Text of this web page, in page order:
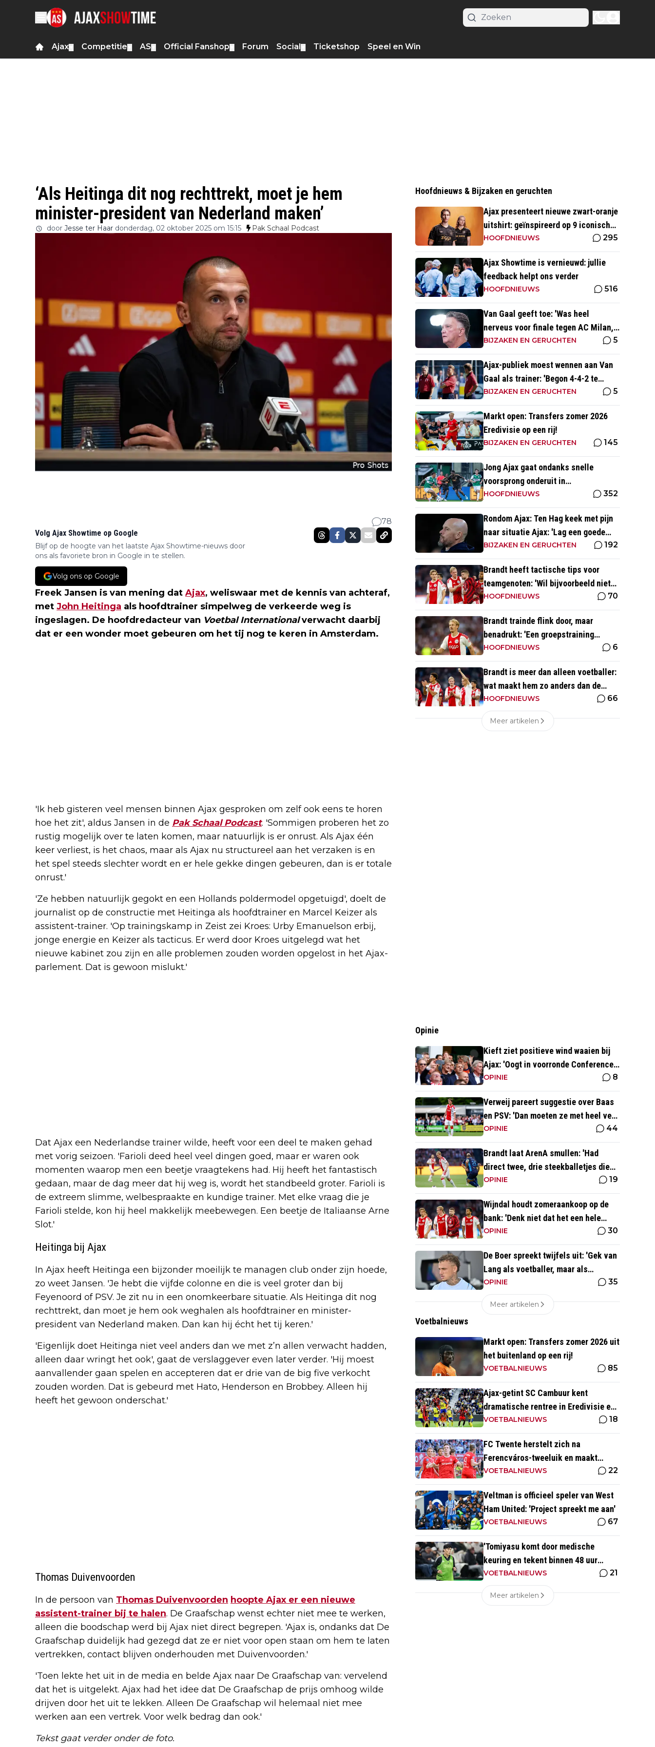
Ajax Competitie AS Official Fanshop Forum Social Ticketshop Speel en Win
‘Als Heitinga dit nog rechttrekt, moet je hem
minister-president van Nederland maken’
door Jesse ter Haar donderdag, 02 oktober 2025 om 15:15 Pak Schaal Podcast
78
Volg Ajax Showtime op Google
Blijf op de hoogte van het laatste Ajax Showtime-nieuws door
ons als favoriete bron in Google in te stellen.
Volg ons op Google
Freek Jansen is van mening dat Ajax, weliswaar met de kennis van achteraf,
met John Heitinga als hoofdtrainer simpelweg de verkeerde weg is
ingeslagen. De hoofdredacteur van Voetbal Internationalverwacht daarbij
dat er een wonder moet gebeuren om het tij nog te keren in Amsterdam.
'Ik heb gisteren veel mensen binnen Ajax gesproken om zelf ook eens te horen
hoe het zit', aldus Jansen in de Pak Schaal Podcast. 'Sommigen proberen het zo
rustig mogelijk over te laten komen, maar natuurlijk is er onrust. Als Ajax één
keer verliest, is het chaos, maar als Ajax nu structureel aan het verzaken is en
het spel steeds slechter wordt en er hele gekke dingen gebeuren, dan is er totale
onrust.'
'Ze hebben natuurlijk gegokt en een Hollands poldermodel opgetuigd', doelt de
journalist op de constructie met Heitinga als hoofdtrainer en Marcel Keizer als
assistent-trainer. 'Op trainingskamp in Zeist zei Kroes: Urby Emanuelson erbij,
jonge energie en Keizer als tacticus. Er werd door Kroes uitgelegd wat het
nieuwe kabinet zou zijn en alle problemen zouden worden opgelost in het Ajax-
parlement. Dat is gewoon mislukt.'
Dat Ajax een Nederlandse trainer wilde, heeft voor een deel te maken gehad
met vorig seizoen. 'Farioli deed heel veel dingen goed, maar er waren ook
momenten waarop men een beetje vraagtekens had. Hij heeft het fantastisch
gedaan, maar de dag meer dat hij weg is, wordt het standbeeld groter. Farioli is
de extreem slimme, welbespraakte en kundige trainer. Met elke vraag die je
Farioli stelde, kon hij heel makkelijk meebewegen. Een beetje de Italiaanse Arne
Slot.'
Heitinga bij Ajax
In Ajax heeft Heitinga een bijzonder moeilijk te managen club onder zijn hoede,
zo weet Jansen. 'Je hebt die vijfde colonne en die is veel groter dan bij
Feyenoord of PSV. Je zit nu in een onomkeerbare situatie. Als Heitinga dit nog
rechttrekt, dan moet je hem ook weghalen als hoofdtrainer en minister-
president van Nederland maken. Dan kan hij écht het tij keren.'
'Eigenlijk doet Heitinga niet veel anders dan we met z’n allen verwacht hadden,
alleen daar wringt het ook', gaat de verslaggever even later verder. 'Hij moest
aanvallender gaan spelen en accepteren dat er drie van de big five verkocht
zouden worden. Dat is gebeurd met Hato, Henderson en Brobbey. Alleen hij
heeft het gewoon onderschat.'
Thomas Duivenvoorden
In de persoon van Thomas Duivenvoorden hoopte Ajax er een nieuwe
assistent-trainer bij te halen. De Graafschap wenst echter niet mee te werken,
alleen die boodschap werd bij Ajax niet direct begrepen. 'Ajax is, ondanks dat De
Graafschap duidelijk had gezegd dat ze er niet voor open staan om hem te laten
vertrekken, contact blijven onderhouden met Duivenvoorden.'
'Toen lekte het uit in de media en belde Ajax naar De Graafschap van: vervelend
dat het is uitgelekt. Ajax had het idee dat De Graafschap de prijs omhoog wilde
drijven door het uit te lekken. Alleen De Graafschap wil helemaal niet mee
werken aan een vertrek. Voor welk bedrag dan ook.'
Tekst gaat verder onder de foto.
Hoofdnieuws & Bijzaken en geruchten
Ajax presenteert nieuwe zwart-oranje
uitshirt: geïnspireerd op 9 iconische
momenten uit clubhistorie
HOOFDNIEUWS 295
Ajax Showtime is vernieuwd: jullie
feedback helpt ons verder
HOOFDNIEUWS 516
Van Gaal geeft toe: 'Was heel
nerveus voor finale tegen AC Milan,
wist dat ze zich zouden aanpassen'
BIJZAKEN EN GERUCHTEN 5
Ajax-publiek moest wennen aan Van
Gaal als trainer: 'Begon 4-4-2 te
spelen, vloeken in de kerk'
BIJZAKEN EN GERUCHTEN 5
Markt open: Transfers zomer 2026
Eredivisie op een rij!
BIJZAKEN EN GERUCHTEN 145
Jong Ajax gaat ondanks snelle
voorsprong onderuit in
seizoensopener tegen FC Dordrecht
HOOFDNIEUWS 352
Rondom Ajax: Ten Hag keek met pijn
naar situatie Ajax: 'Lag een goede
basis om op voort te borduren'
BIJZAKEN EN GERUCHTEN 192
Brandt heeft tactische tips voor
teamgenoten: 'Wil bijvoorbeeld niet
dat Mika te veel naar binnen komt'
HOOFDNIEUWS 70
Brandt trainde flink door, maar
benadrukt: 'Een groepstraining
nabootsen is toch vrij lastig in je
eentje'
HOOFDNIEUWS 6
Brandt is meer dan alleen voetballer:
wat maakt hem zo anders dan de
'gemiddelde' voetballer?
HOOFDNIEUWS 66
Meer artikelen
Opinie
Kieft ziet positieve wind waaien bij
Ajax: 'Oogt in voorronde Conference
League fris en energiek'
OPINIE 8
Verweij pareert suggestie over Baas
en PSV: 'Dan moeten ze met heel veel
geld over de brug komen'
OPINIE 44
Brandt laat ArenA smullen: 'Had
direct twee, drie steekballetjes die
gewoon perfect waren'
OPINIE 19
Wijndal houdt zomeraankoop op de
bank: 'Denk niet dat het een hele
goede verdediger is'
OPINIE 30
De Boer spreekt twijfels uit: 'Gek van
Lang als voetballer, maar als
persoonlijkheid niet'
OPINIE 35
Meer artikelen
Voetbalnieuws
Markt open: Transfers zomer 2026 uit
het buitenland op een rij!
VOETBALNIEUWS 85
Ajax-getint SC Cambuur kent
dramatische rentree in Eredivisie en
krijgt pak slaag in eigen huis
VOETBALNIEUWS 18
FC Twente herstelt zich na
Ferencváros-tweeluik en maakt
gehakt van Slowaakse opponent
VOETBALNIEUWS 22
Veltman is officieel speler van West
Ham United: 'Project spreekt me aan'
VOETBALNIEUWS 67
'Tomiyasu komt door medische
keuring en tekent binnen 48 uur
contract bij nieuwe club'
VOETBALNIEUWS 21
Meer artikelen